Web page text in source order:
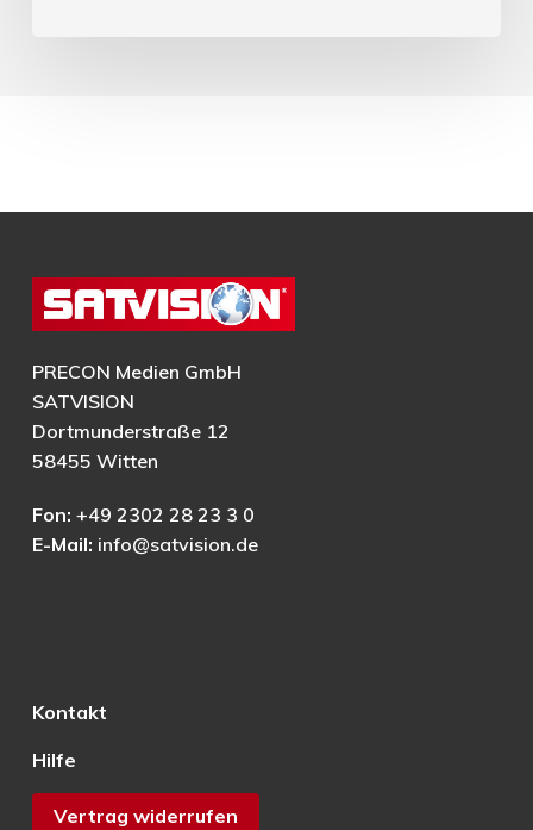
PRECON Medien GmbH
SATVISION
Dortmunderstraße 12
58455 Witten
Fon: +49 2302 28 23 3 0
E-Mail: info@satvision.de
Kontakt
Hilfe
Vertrag widerrufen